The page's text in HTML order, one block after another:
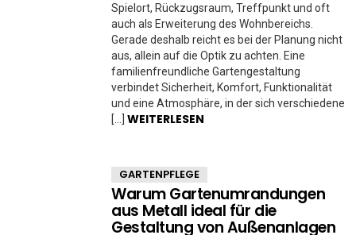
Spielort, Rückzugsraum, Treffpunkt und oft
auch als Erweiterung des Wohnbereichs.
Gerade deshalb reicht es bei der Planung nicht
aus, allein auf die Optik zu achten. Eine
familienfreundliche Gartengestaltung
verbindet Sicherheit, Komfort, Funktionalität
und eine Atmosphäre, in der sich verschiedene
[…] WEITERLESEN
GARTENPFLEGE
Warum Gartenumrandungen
aus Metall ideal für die
Gestaltung von Außenanlagen